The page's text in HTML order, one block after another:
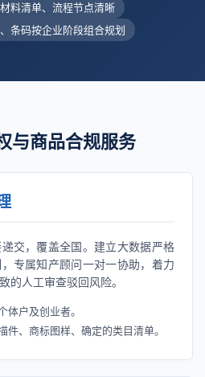
料清单、流程节点清晰
条码按企业阶段组合规划
与商品合规服务
交，覆盖全国。建立大数据严格
专属知产顾问一对一协助，着力
的人工审查驳回风险。
体户及创业者。
件、商标图样、确定的类目清单。